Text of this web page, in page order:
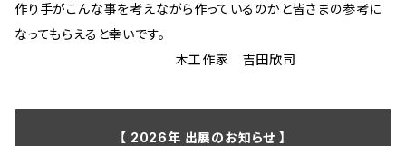
作り手がこんな事を考えながら作っているのかと皆さまの参考に
なってもらえると幸いです。
木工作家 吉田欣司
【 2026年 出展のお知らせ 】